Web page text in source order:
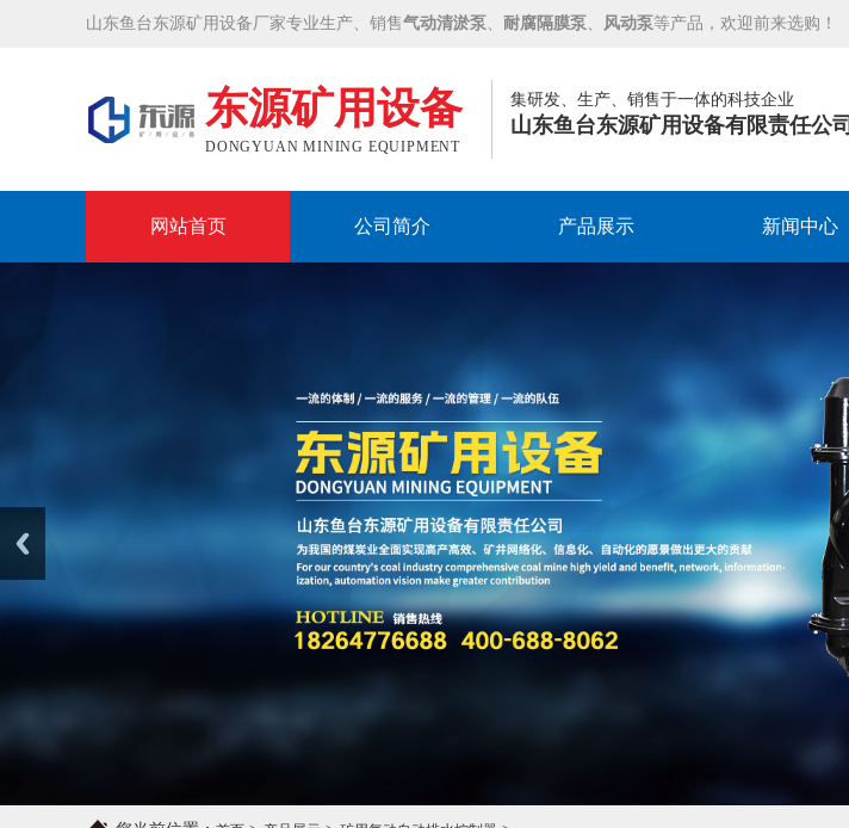
山东鱼台东源矿用设备厂家专业生产、销售气动清淤泵、 耐腐隔膜泵、 风动泵等产品，欢迎前来选购！
东源矿用设备
DONGYUAN MINING EQUIPMENT
集研发、生产、销售于一体的科技企业
山东鱼台东源矿用设备有限责任公司
网站首页 公司简介 产品展示 新闻中心